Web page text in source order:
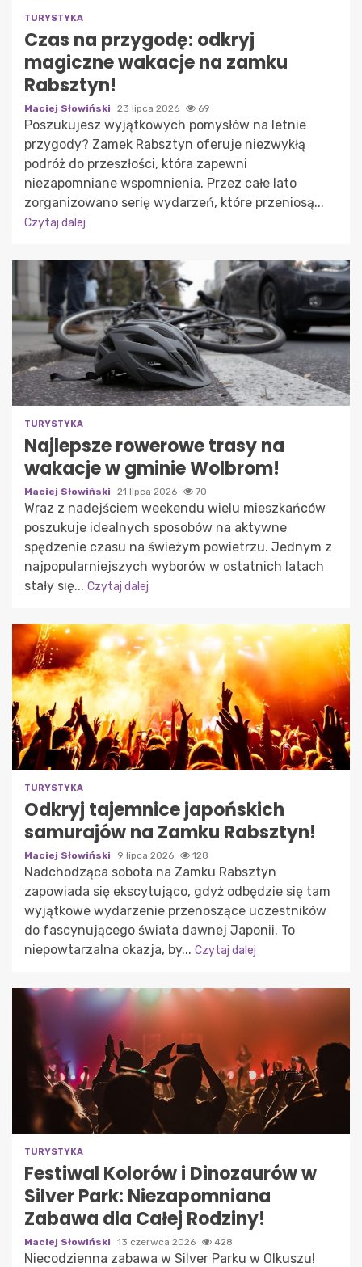
TURYSTYKA
Czas na przygodę: odkryj
magiczne wakacje na zamku
Rabsztyn!
Maciej Słowiński 23 lipca 2026 69
Poszukujesz wyjątkowych pomysłów na letnie
przygody? Zamek Rabsztyn oferuje niezwykłą
podróż do przeszłości, która zapewni
niezapomniane wspomnienia. Przez całe lato
zorganizowano serię wydarzeń, które przeniosą...
Czytaj dalej
TURYSTYKA
Najlepsze rowerowe trasy na
wakacje w gminie Wolbrom!
Maciej Słowiński 21 lipca 2026 70
Wraz z nadejściem weekendu wielu mieszkańców
poszukuje idealnych sposobów na aktywne
spędzenie czasu na świeżym powietrzu. Jednym z
najpopularniejszych wyborów w ostatnich latach
stały się... Czytaj dalej
TURYSTYKA
Odkryj tajemnice japońskich
samurajów na Zamku Rabsztyn!
Maciej Słowiński 9 lipca 2026 128
Nadchodząca sobota na Zamku Rabsztyn
zapowiada się ekscytująco, gdyż odbędzie się tam
wyjątkowe wydarzenie przenoszące uczestników
do fascynującego świata dawnej Japonii. To
niepowtarzalna okazja, by... Czytaj dalej
TURYSTYKA
Festiwal Kolorów i Dinozaurów w
Silver Park: Niezapomniana
Zabawa dla Całej Rodziny!
Maciej Słowiński 13 czerwca 2026 428
Niecodzienna zabawa w Silver Parku w Olkuszu!